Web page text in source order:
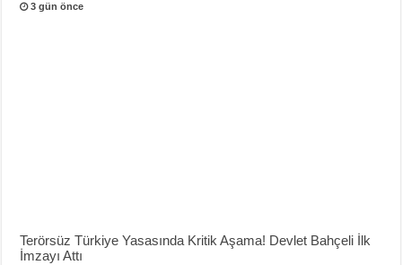
3 gün önce
Terörsüz Türkiye Yasasında Kritik Aşama! Devlet Bahçeli İlk
İmzayı Attı